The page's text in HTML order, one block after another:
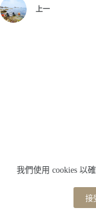
我們使用 cookies 以
接
上一